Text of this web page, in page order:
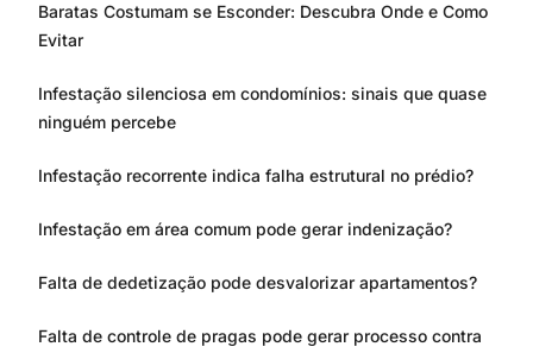
Baratas Costumam se Esconder: Descubra Onde e Como
Evitar
Infestação silenciosa em condomínios: sinais que quase
ninguém percebe
Infestação recorrente indica falha estrutural no prédio?
Infestação em área comum pode gerar indenização?
Falta de dedetização pode desvalorizar apartamentos?
Falta de controle de pragas pode gerar processo contra